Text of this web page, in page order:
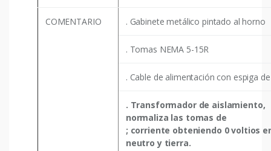
COMENTARIO . Gabinete metálico pintado al horno
. Tomas NEMA 5-15R
. Cable de alimentación con espiga
. Transformador de aislamiento,
normaliza las tomas de
; corriente obteniendo 0 voltios
neutro y tierra.